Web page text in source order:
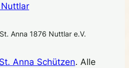
Anna 1876 Nuttlar e.V.
St. Anna Schützen. Alle